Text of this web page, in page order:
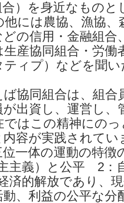
合）を身近なもの
他には農協、漁協
の信用・金融組合
生産協同組合・労働
ティプ）などを聞
協同組合は、組
が出資し、運営し、
ではこの精神にの
内容が実践されて
一体の運動の特徴
主義）と公平 2
済的解放であり、
、利益の公平な分